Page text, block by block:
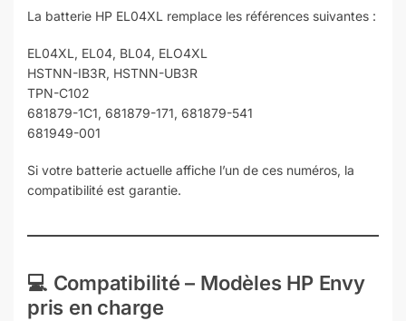
La batterie HP EL04XL remplace les références suivantes :
EL04XL, EL04, BL04, ELO4XL
HSTNN-IB3R, HSTNN-UB3R
TPN-C102
681879-1C1, 681879-171, 681879-541
681949-001
Si votre batterie actuelle affiche l’un de ces numéros, la
compatibilité est garantie.
💻 Compatibilité – Modèles HP Envy
pris en charge